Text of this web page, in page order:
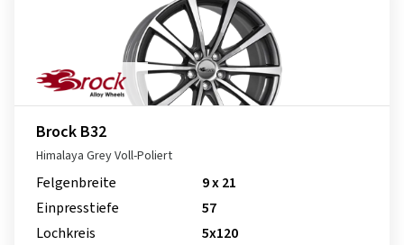
Brock B32
Himalaya Grey Voll-Poliert
Felgenbreite
9 x 21
Einpresstiefe
57
Lochkreis
5x120